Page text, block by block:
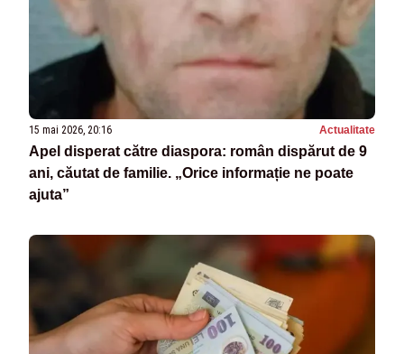
15 mai 2026, 20:16 Actualitate
Apel disperat către diaspora: român dispărut de 9
ani, căutat de familie. „Orice informație ne poate
ajuta”